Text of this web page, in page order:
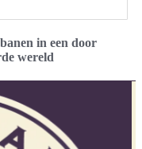
in een door
wereld